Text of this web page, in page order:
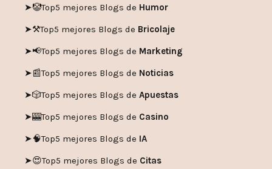
➤🤡Top5 mejores Blogs de Humor
➤⚒️Top5 mejores Blogs de Bricolaje
➤📢Top5 mejores Blogs de Marketing
➤📰Top5 mejores Blogs de Noticias
➤🎲Top5 mejores Blogs de Apuestas
➤🎰Top5 mejores Blogs de Casino
➤🧠Top5 mejores Blogs de IA
➤😍Top5 mejores Blogs de Citas